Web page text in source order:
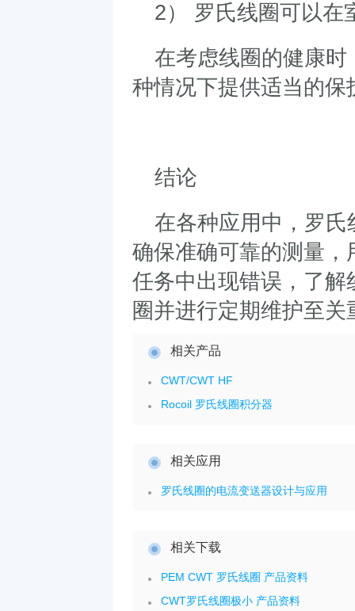
2） 罗氏线圈可以在
在考虑线圈的健康
种情况下提供适当的保
结论
在各种应用中，罗
确保准确可靠的测量
任务中出现错误，了
圈并进行定期维护至关
相关产品
CWT/CWT HF
Rocoil 罗氏线圈积分器
相关应用
罗氏线圈的电流变送器设计与应用
相关下载
PEM CWT 罗氏线圈 产品资料
CWT罗氏线圈极小 产品资料